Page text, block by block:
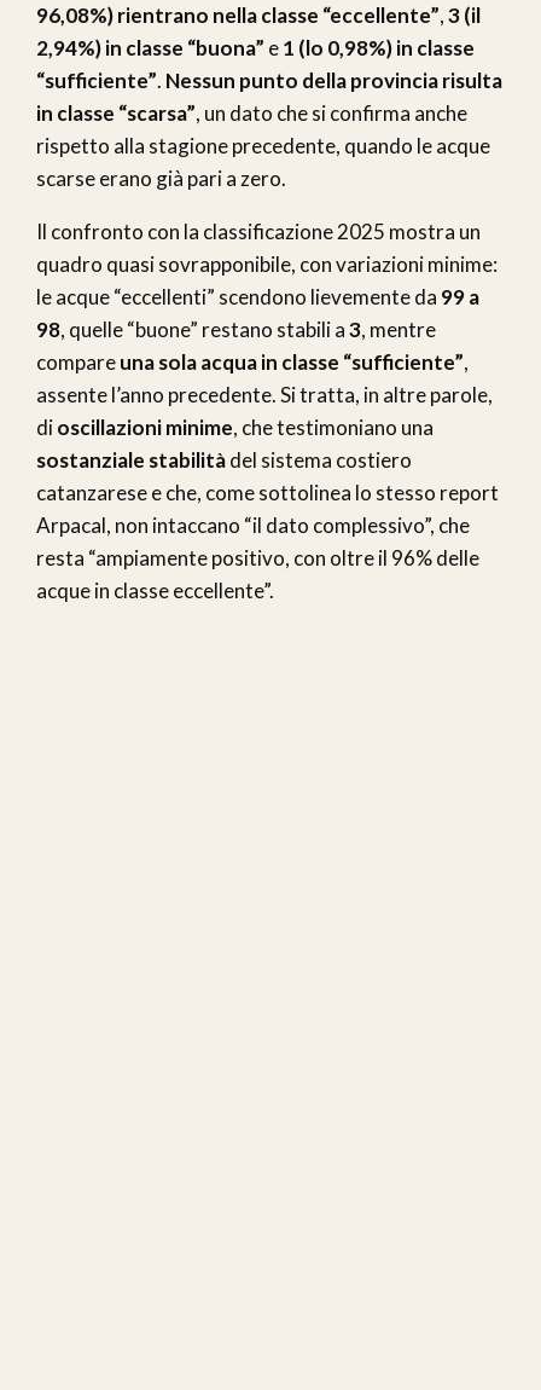
96,08%) rientrano nella classe “eccellente”,3 (il
2,94%) in classe “buona” e1 (lo 0,98%) in classe
“sufficiente”. Nessun punto della provincia risulta
in classe “scarsa”, un dato che si confirma anche
rispetto alla stagione precedente, quando le acque
scarse erano già pari a zero.
Il confronto con la classificazione 2025 mostra un
quadro quasi sovrapponibile, con variazioni minime:
le acque “eccellenti” scendono lievemente da 99 a
98, quelle “buone” restano stabili a3, mentre
compareuna sola acqua in classe “sufficiente”,
assente l’anno precedente. Si tratta, in altre parole,
dioscillazioni minime, che testimoniano una
sostanziale stabilitàdel sistema costiero
catanzarese e che, come sottolinea lo stesso report
Arpacal, non intaccano “il dato complessivo”, che
resta “ampiamente positivo, con oltre il 96% delle
acque in classe eccellente”.